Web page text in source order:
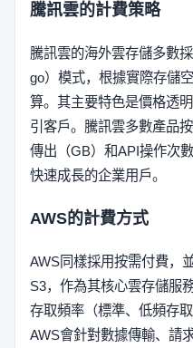
騰訊雲的計費策略
騰訊雲的海外雲存儲多數
go）模式，根據實際存儲
算。其主要特色是價格透
引客戶。騰訊雲多數產品
傳出（GB）和API操作次
快速成長的企業用戶。
AWS的計費方式
AWS同樣採用按需付費，
S3，作為其核心雲存儲服
存取頻率（標準、低頻存
AWS會針對數據傳輸、請